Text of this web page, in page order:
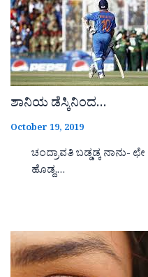
ಶಾನಿಯ ಡೆಸ್ಕಿನಿಂದ…
October 19, 2019
ಚಂದ್ರಾವತಿ ಬಡ್ಡಡ್ಕ ನಾನು-
ಹೊಡ್ದ,…